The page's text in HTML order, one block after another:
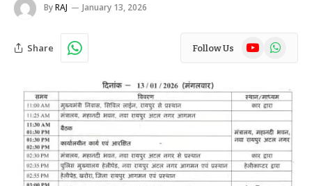
ByRAJ January 13, 2026
Share Follow Us YouTubeWhatsApp